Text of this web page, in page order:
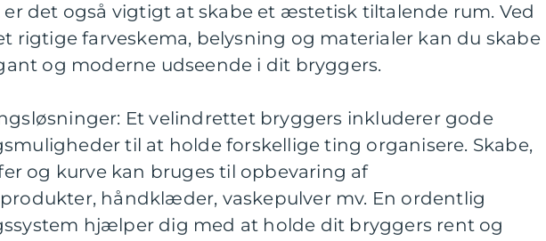
det også vigtigt at skabe et æstetisk tiltalende rum. Ved
rigtige farveskema, belysning og materialer kan du skabe
og moderne udseende i dit bryggers.
Et velindrettet bryggers inkluderer gode
til at holde forskellige ting organisere. Skabe,
og kurve kan bruges til opbevaring af
håndklæder, vaskepulver mv. En ordentlig
hjælper dig med at holde dit bryggers rent og